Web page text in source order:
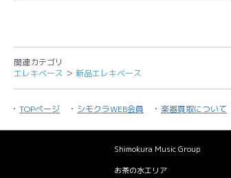
関連カテゴリ
エレキベース ＞ 新品エレキベース
TOPページ シモクラWEB会員 楽器買取について
Shimokura Music Group
お茶の水エリア